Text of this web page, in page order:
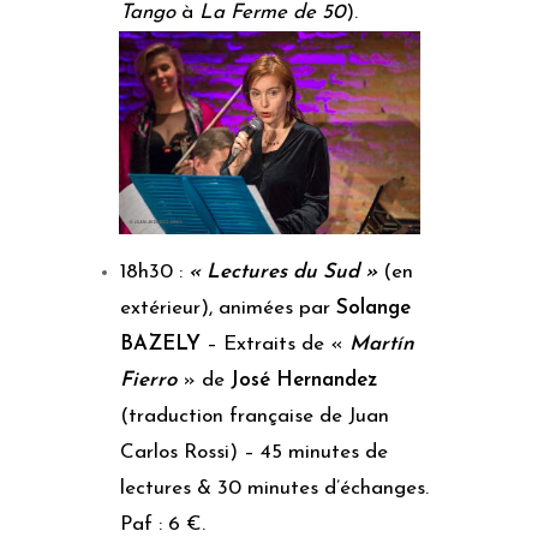
Tangoà La Ferme de 50).
18h30 : « Lectures du Sud » (en
extérieur), animées parSolange
BAZELY – Extraits de « Martín
Fierro» de José Hernandez
(traduction française de Juan
Carlos Rossi) – 45 minutes de
lectures & 30 minutes d’échanges.
Paf : 6 €.